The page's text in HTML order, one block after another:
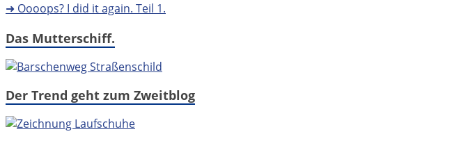
➜ Oooops? I did it again. Teil 1.
Das Mutterschiff.
Der Trend geht zum Zweitblog